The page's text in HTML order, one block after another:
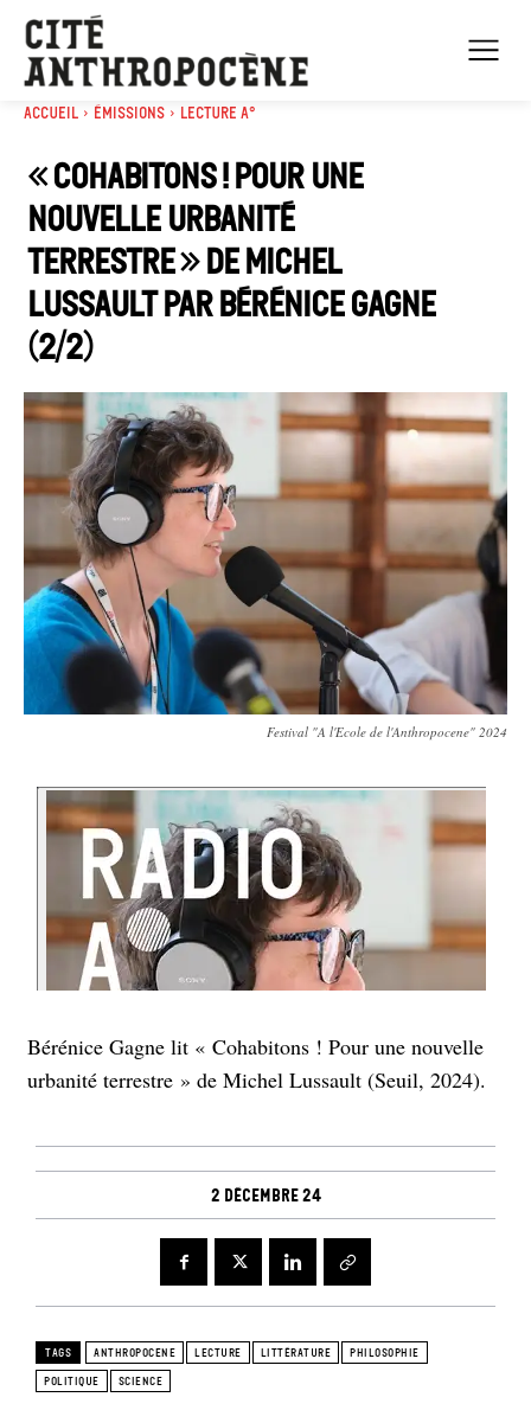
Accueil Émissions Lecture A°
« Cohabitons ! Pour une
nouvelle urbanité
terrestre » de Michel
Lussault par Bérénice Gagne
(2/2)
Festival "A l'Ecole de l'Anthropocene" 2024
Bérénice Gagne lit « Cohabitons ! Pour une nouvelle
urbanité terrestre » de Michel Lussault (Seuil, 2024).
2 décembre 24
TAGS ANTHROPOCENE LECTURE LITTÉRATURE
PHILOSOPHIE
POLITIQUE
SCIENCE